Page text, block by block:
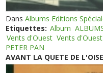
DansAlbums Editions
Etiquettes: Album
Vents d'Ouest Vents d'Ouest
PETER PAN
AVANT LA QUETE DE